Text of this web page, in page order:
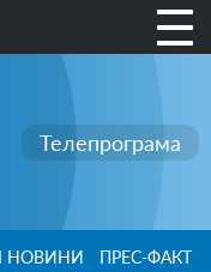
Телепрограма
НОВИНИ ПРЕС-ФАКТ